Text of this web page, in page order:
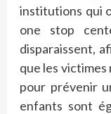
institutions qui
one stop
disparaissent,
que les
pour prévenir
enfants sont